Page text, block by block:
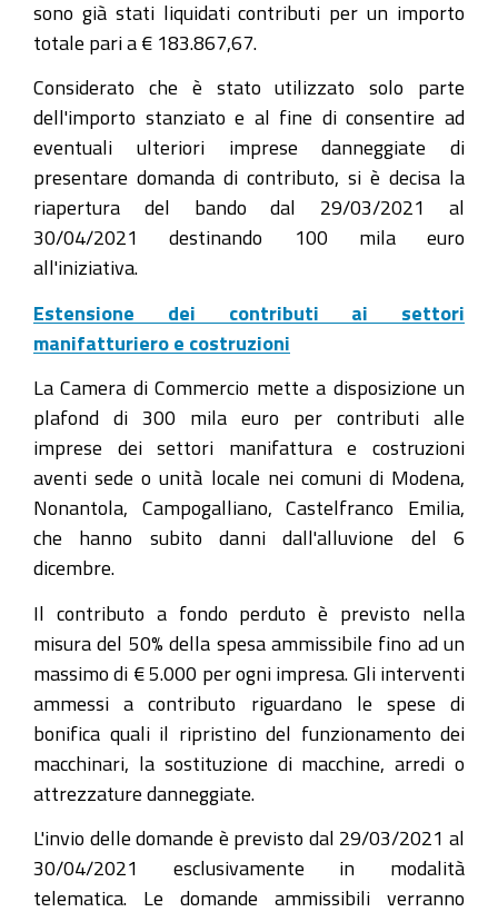
sono già stati liquidati contributi per un importo
totale pari a € 183.867,67.
Considerato che è stato utilizzato solo parte
dell'importo stanziato e al fine di consentire ad
eventuali ulteriori imprese danneggiate di
presentare domanda di contributo, si è decisa la
riapertura del bando dal 29/03/2021 al
30/04/2021 destinando 100 mila euro
all'iniziativa.
Estensione dei contributi ai settori
manifatturiero e costruzioni
La Camera di Commercio mette a disposizione un
plafond di 300 mila euro per contributi alle
imprese dei settori manifattura e costruzioni
aventi sede o unità locale nei comuni di Modena,
Nonantola, Campogalliano, Castelfranco Emilia,
che hanno subito danni dall'alluvione del 6
dicembre.
Il contributo a fondo perduto è previsto nella
misura del 50% della spesa ammissibile fino ad un
massimo di € 5.000 per ogni impresa. Gli interventi
ammessi a contributo riguardano le spese di
bonifica quali il ripristino del funzionamento dei
macchinari, la sostituzione di macchine, arredi o
attrezzature danneggiate.
L'invio delle domande è previsto dal 29/03/2021 al
30/04/2021 esclusivamente in modalità
telematica. Le domande ammissibili verranno